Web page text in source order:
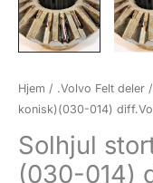
Hjem / .Volvo Felt deler /
konisk)(030-014)
Solhjul
(030-014)